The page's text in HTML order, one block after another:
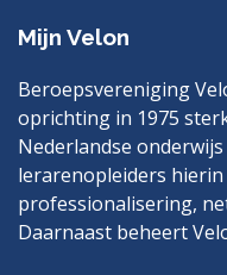
Mijn Velon
Beroepsvereniging
oprichting in 1975
Nederlandse
lerarenopleiders
professionalisering,
Daarnaast beheert